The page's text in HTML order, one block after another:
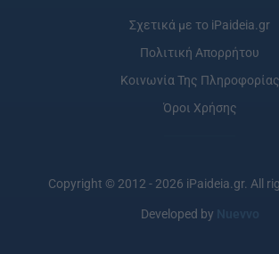
Σχετικά με το iPaideia.gr
Πολιτική Απορρήτου
Κοινωνία Της Πληροφορίας
Όροι Χρήσης
Copyright © 2012 - 2026 iPaideia.gr. All
Developed by